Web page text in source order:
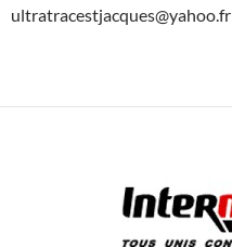
ultratracestjacques@yahoo.fr